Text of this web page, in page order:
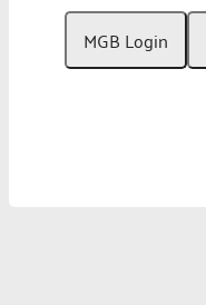
MGB Login